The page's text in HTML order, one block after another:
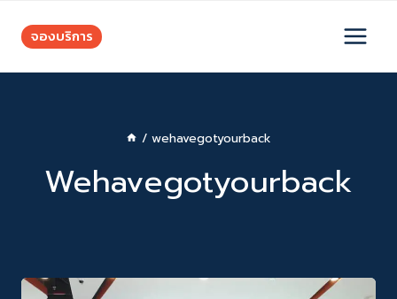
content
จองบริการ
/ wehavegotyourback
Wehavegotyourback